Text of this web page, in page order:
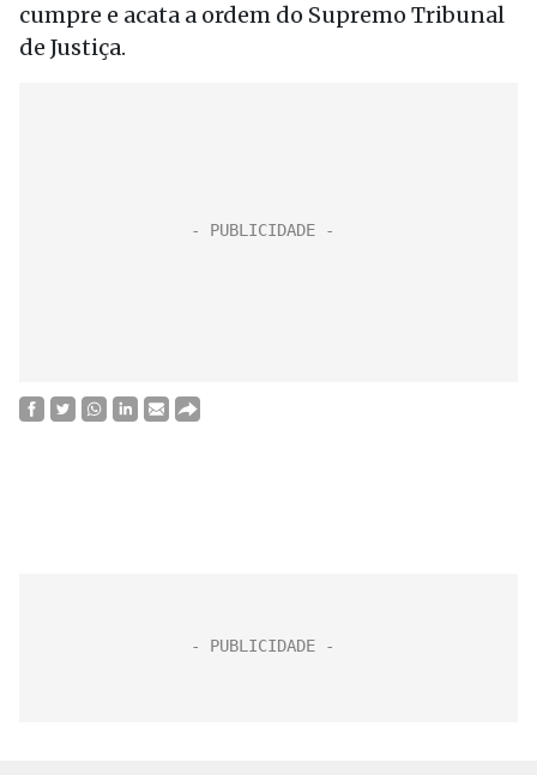
cumpre e acata a ordem do Supremo Tribunal
de Justiça.